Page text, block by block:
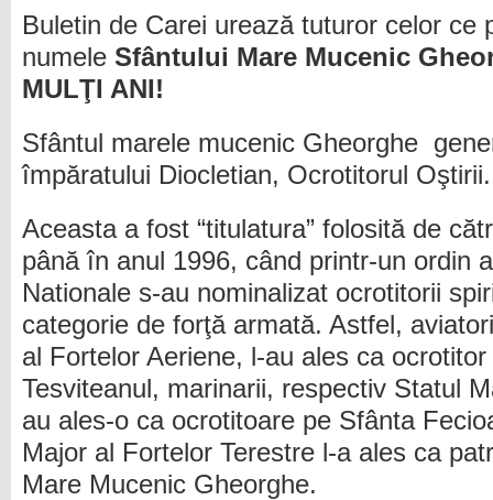
Buletin de Carei urează tuturor celor ce
numele Sfântului Mare Mucenic
MULŢI ANI!
Sfântul marele mucenic Gheorghe
împăratului Diocletian, Ocrotitorul Oştirii.
Aceasta a fost “titulatura” folosită de
până în anul 1996, când printr-un ordin
Nationale s-au nominalizat ocrotitorii
categorie de forţă armată. Astfel,
al Fortelor Aeriene, l-au ales ca
Tesviteanul, marinarii, respectiv Statul
au ales-o ca ocrotitoare pe Sfânta
Major al Fortelor Terestre l-a ales ca
Mare Mucenic Gheorghe.